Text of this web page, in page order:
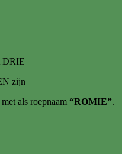
DRIE
zijn
als roepnaam “ROMIE”.